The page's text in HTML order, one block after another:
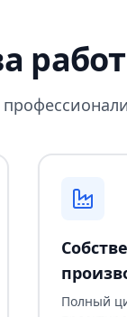
Полный